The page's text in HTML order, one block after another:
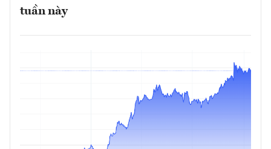
tuần này